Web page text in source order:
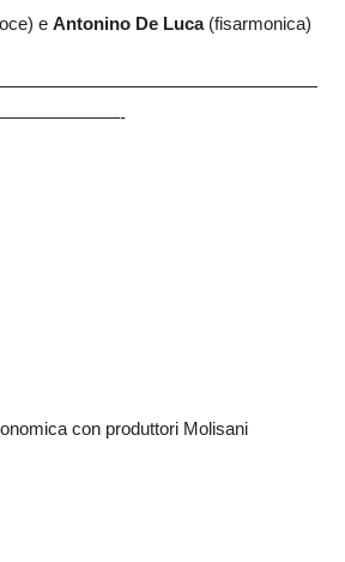
e Antonino De Luca (fisarmonica)
con produttori Molisani